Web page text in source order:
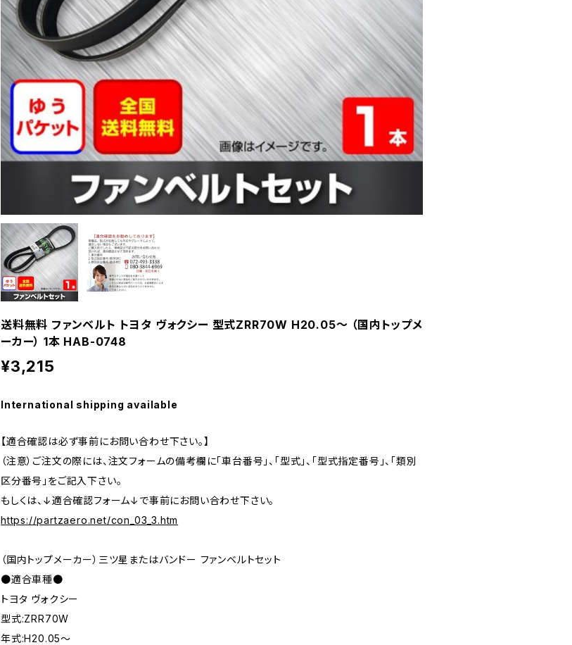
送料無料 ファンベルト トヨタ ヴォクシー 型式ZRR70W H20.05～ （国内トップメ
ーカー） 1本 HAB-0748
¥3,215
International shipping available
【適合確認は必ず事前にお問い合わせ下さい。】
（注意）ご注文の際には、注文フォームの備考欄に「車台番号」、「型式」、「型式指定番号」、「類別
区分番号」をご記入下さい。
もしくは、↓適合確認フォーム↓で事前にお問い合わせ下さい。
https://partzaero.net/con_03_3.htm
（国内トップメーカー）三ツ星またはバンドー ファンベルトセット
●適合車種●
トヨタ ヴォクシー
型式:ZRR70W
年式:H20.05～